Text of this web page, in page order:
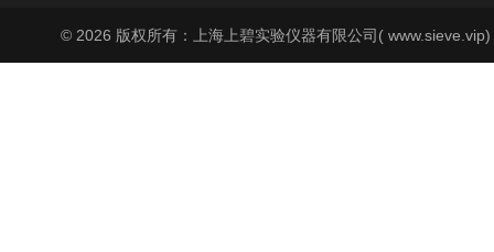
© 2026 版权所有：上海上碧实验仪器有限公司(